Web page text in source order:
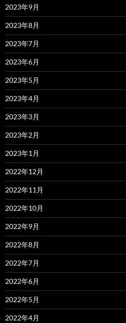
2023年9月
2023年8月
2023年7月
2023年6月
2023年5月
2023年4月
2023年3月
2023年2月
2023年1月
2022年12月
2022年11月
2022年10月
2022年9月
2022年8月
2022年7月
2022年6月
2022年5月
2022年4月